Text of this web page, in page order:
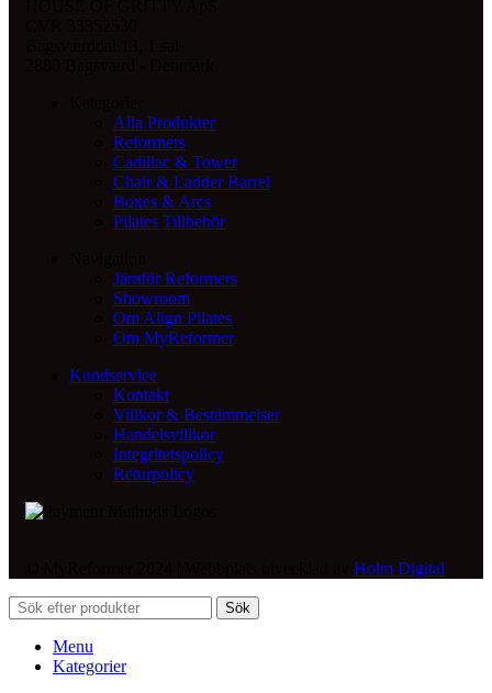
Alla Produkter
Reformers
Cadillac & Tower
Chair & Ladder Barrel
Boxes & Arcs
Pilates Tillbehör
Jämför Reformers
Showroom
Om Align Pilates
Om MyReformer
Kundservice
Kontakt
Villkor & Bestämmelser
Handelsvillkor
Integritetspolicy
Returpolicy
Holm Digital
Sök
Menu
Kategorier